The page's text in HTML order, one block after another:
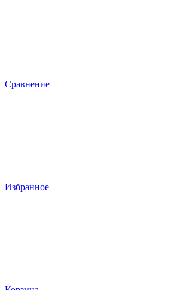
Сравнение
Избранное